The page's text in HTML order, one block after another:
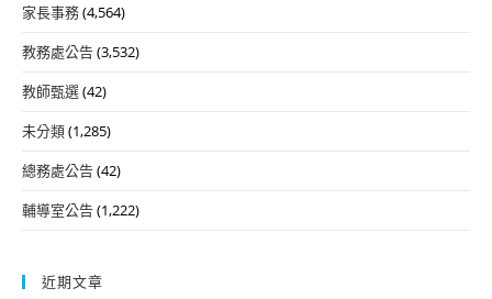
家長事務(4,564)
教務處公告(3,532)
教師甄選(42)
未分類(1,285)
總務處公告(42)
輔導室公告(1,222)
近期文章